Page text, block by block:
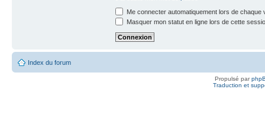
Me connecter automatiquement lors de chaque
Masquer mon statut en ligne lors de cette
Index du forum
Propulsé par
Traduction et